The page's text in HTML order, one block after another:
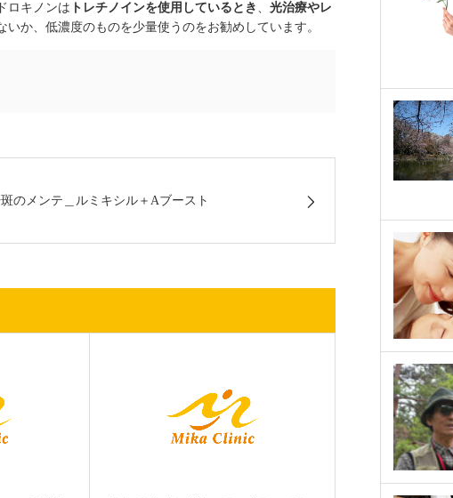
ロキノンは トレチノインを使用しているとき 、 光治療やレ
か、低濃度のものを少量使うのをお勧めしています。
のメンテ＿ルミキシル＋Aブースト